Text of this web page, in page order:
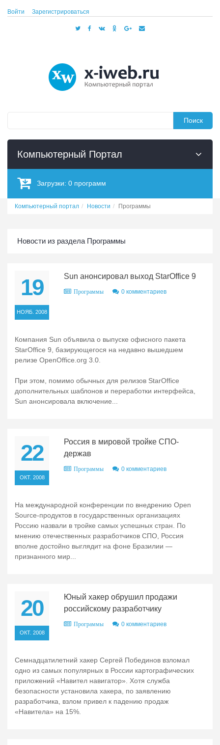
Войти Зарегистрироваться
Поиск
Компьютерный Портал
Загрузки: 0 программ
Компьютерный портал Новости Программы
Новости из раздела Программы
19
НОЯБ. 2008
Sun анонсировал выход StarOffice 9
Программы 0 комментариев
Компания Sun объявила о выпуске офисного пакета
StarOffice 9, базирующегося на недавно вышедшем
релизе OpenOffice.org 3.0.
При этом, помимо обычных для релизов StarOffice
дополнительных шаблонов и переработки интерфейса,
Sun анонсировала включение...
22
ОКТ. 2008
Россия в мировой тройке СПО-
держав
Программы 0 комментариев
На международной конференции по внедрению Open
Source-продуктов в государственных организациях
Россию назвали в тройке самых успешных стран. По
мнению отечественных разработчиков СПО, Россия
вполне достойно выглядит на фоне Бразилии —
признанного мир...
20
ОКТ. 2008
Юный хакер обрушил продажи
российскому разработчику
Программы 0 комментариев
Семнадцатилетний хакер Сергей Побединов взломал
одно из самых популярных в России картографических
приложений «Навител навигатор». Хотя служба
безопасности установила хакера, по заявлению
разработчика, взлом привел к падению продаж
«Навитела» на 15%.